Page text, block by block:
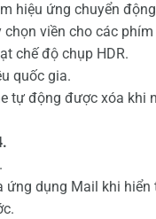
hiệu ứng chuyển
viền cho các
chế độ chụp HDR.
quốc gia.
tự động được xóa
.
dụng Mail khi hiển